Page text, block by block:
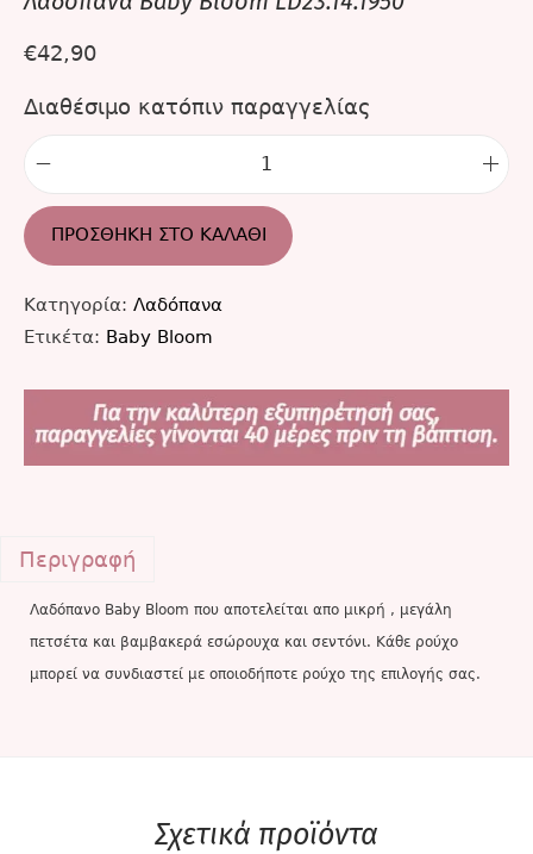
€42,90
Διαθέσιμο κατόπιν παραγγελίας
ΠΡΟΣΘΉΚΗ ΣΤΟ ΚΑΛΆΘΙ
Κατηγορία: Λαδόπανα
Ετικέτα: Baby Bloom
Περιγραφή
Λαδόπανο Baby Bloom που αποτελείται απο μικρή , μεγάλη
πετσέτα και βαμβακερά εσώρουχα και σεντόνι. Κάθε ρούχο
μπορεί να συνδιαστεί με οποιοδήποτε ρούχο της επιλογής σας.
Σχετικά προϊόντα